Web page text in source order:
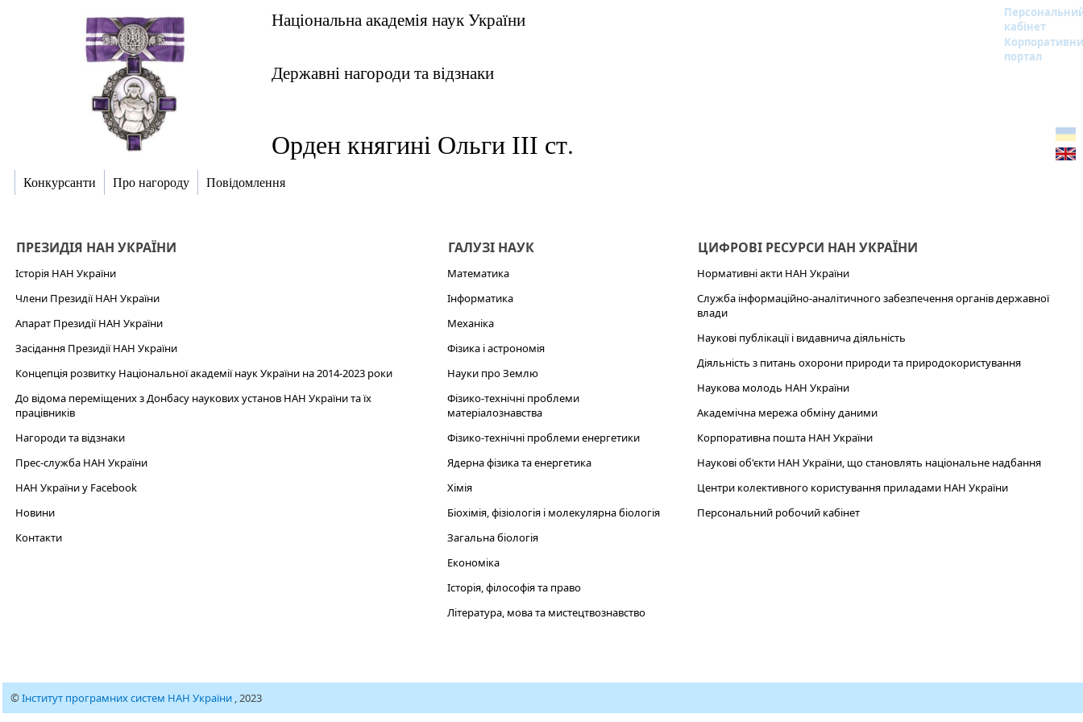
Національна академія наук України
кабінет
портал
Державні нагороди та відзнаки
Орден княгині Ольги ІІІ ст.
Конкурсанти Про нагороду Повідомлення
ПРЕЗИДІЯ НАН УКРАЇНИ
Історія НАН України
Члени Президії НАН України
Апарат Президії НАН України
Засідання Президії НАН України
Концепція розвитку Національної академії наук України на 2014-2023 роки
До відома переміщених з Донбасу наукових установ НАН України та їх
працівників
Нагороди та відзнаки
Прес-служба НАН України
НАН України у Facebook
Новини
Контакти
ГАЛУЗІ НАУК
Математика
Інформатика
Механіка
Фізика і астрономія
Науки про Землю
Фізико-технічні проблеми
матеріалознавства
Фізико-технічні проблеми енергетики
Ядерна фізика та енергетика
Хімія
Біохімія, фізіологія і молекулярна біологія
Загальна біологія
Економіка
Історія, філософія та право
Література, мова та мистецтвознавство
ЦИФРОВІ РЕСУРСИ НАН УКРАЇНИ
Нормативні акти НАН України
Служба інформаційно-аналітичного забезпечення органів державної
влади
Наукові публікації і видавнича діяльність
Діяльність з питань охорони природи та природокористування
Наукова молодь НАН України
Академічна мережа обміну даними
Корпоративна пошта НАН України
Наукові об'єкти НАН України, що становлять національне надбання
Центри колективного користування приладами НАН України
Персональний робочий кабінет
©Інститут програмних систем НАН України , 2023